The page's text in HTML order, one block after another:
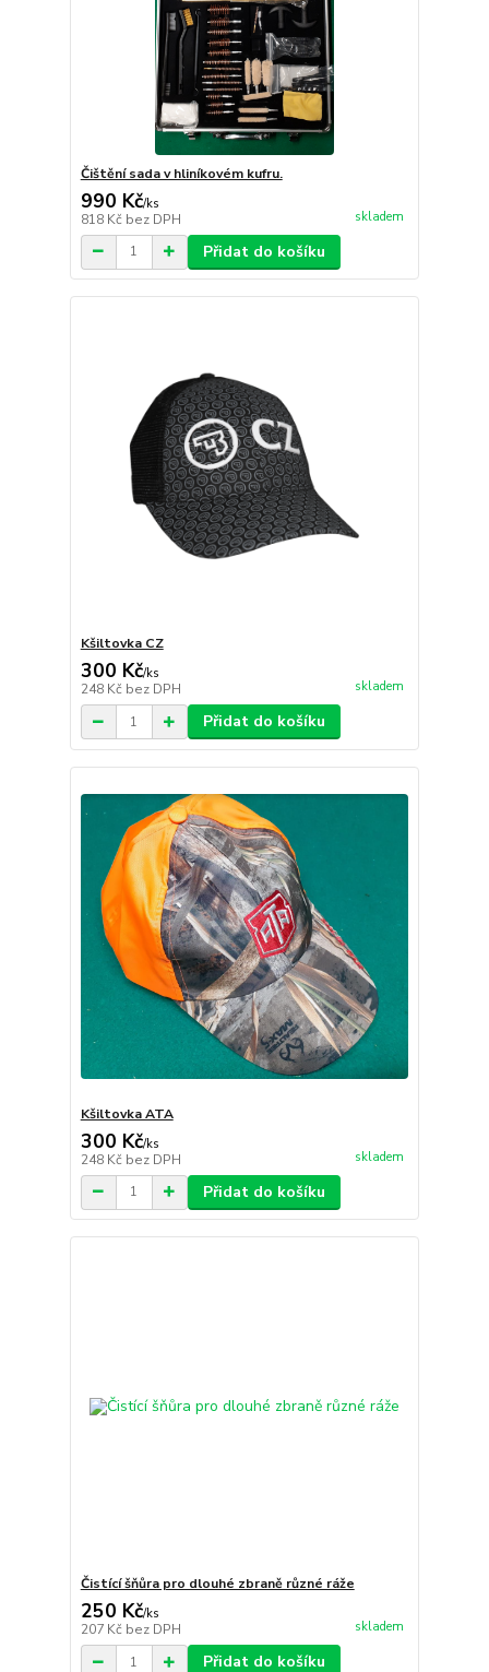
Čištění sada v hliníkovém kufru.
990 Kč/ks
818 Kč bez DPH skladem
Přidat do košíku
Kšiltovka CZ
300 Kč/ks
248 Kč bez DPH skladem
Přidat do košíku
Kšiltovka ATA
300 Kč/ks
248 Kč bez DPH skladem
Přidat do košíku
Čistící šňůra pro dlouhé zbraně různé ráže
250 Kč/ks
207 Kč bez DPH skladem
Přidat do košíku